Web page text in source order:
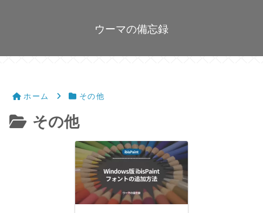
ウーマの備忘録
ホーム その他
その他